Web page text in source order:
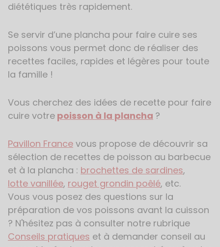
diététiques très rapidement.
Se servir d’une plancha pour faire cuire ses
poissons vous permet donc de réaliser des
recettes faciles, rapides et légères pour toute
la famille !
Vous cherchez des idées de recette pour faire
cuire votre poisson à la plancha ?
Pavillon France vous propose de découvrir sa
sélection de recettes de poisson au barbecue
et à la plancha : brochettes de sardines,
lotte vanillée, rouget grondin poêlé, etc.
Vous vous posez des questions sur la
préparation de vos poissons avant la cuisson
? N'hésitez pas à consulter notre rubrique
Conseils pratiques et à demander conseil au